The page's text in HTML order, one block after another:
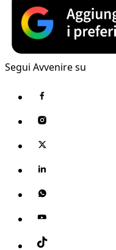
Segui Avvenire su